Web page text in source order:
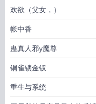
欢欲（父女，）
帐中香
蛊真人邪y魔尊
铜雀锁金钗
重生与系统